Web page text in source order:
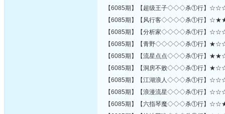
【6085期】【超级王子◇◇◇杀
【6085期】【风行客◇◇◇◇杀
【6085期】【分析家◇◇◇◇杀
【6085期】【青野◇◇◇◇◇杀①
【6085期】【流星点点◇◇◇杀
【6085期】【洞房不败◇◇◇杀
【6085期】【江湖浪人◇◇◇杀
【6085期】【浪漫流星◇◇◇杀
【6085期】【六指琴魔◇◇◇杀